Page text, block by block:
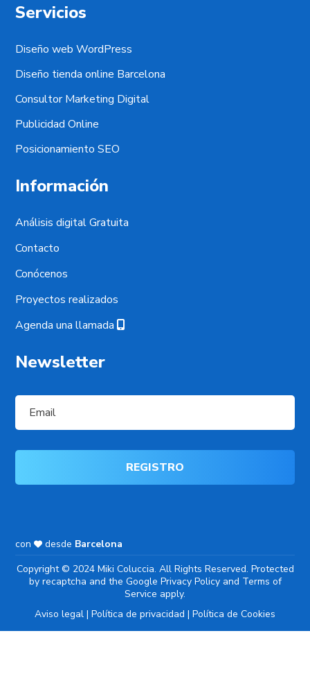
Servicios
Diseño web WordPress
Diseño tienda online Barcelona
Consultor Marketing Digital
Publicidad Online
Posicionamiento SEO
Información
Análisis digital Gratuita
Contacto
Conócenos
Proyectos realizados
Agenda una llamada
Newsletter
con desde Barcelona
Copyright © 2024 Miki Coluccia. All Rights Reserved. Protected
by recaptcha and the Google Privacy Policyand Terms of
Service apply.
Aviso legal | Política de privacidad | Política de Cookies